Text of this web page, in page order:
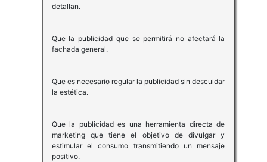
detallan.
Que la publicidad que se permitirá no afectará la
fachada general.
Que es necesario regular la publicidad sin descuidar
la estética.
Que la publicidad es una herramienta directa de
marketing que tiene el objetivo de divulgar y
estimular el consumo transmitiendo un mensaje
positivo.